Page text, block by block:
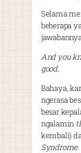
Selama
beberapa
And you
good.
Bahaya,
ngerasa
besar
ngalamin
kembali)
Syndrome.